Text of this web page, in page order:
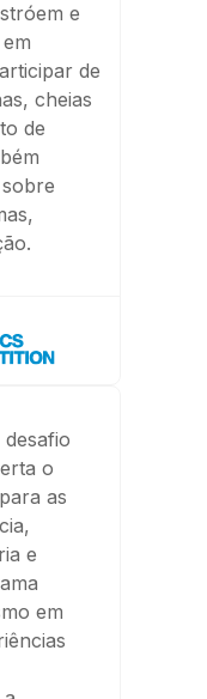
e
de
cheias
de
o
as
e
em